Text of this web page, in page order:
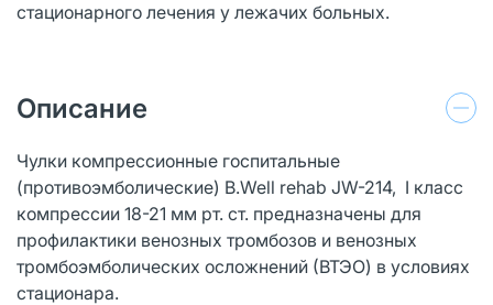
стационарного лечения у лежачих больных.
Описание
Чулки компрессионные госпитальные
(противоэмболические) B.Well rehab JW-214, I класс
компрессии 18-21 мм рт. ст. предназначены для
профилактики венозных тромбозов и венозных
тромбоэмболических осложнений (ВТЭО) в условиях
стационара.